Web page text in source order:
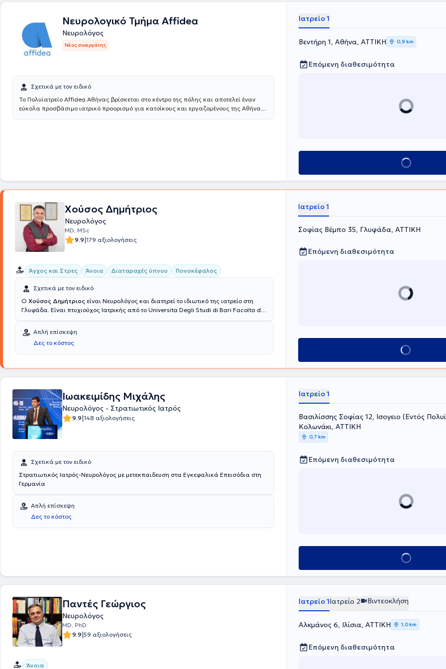
Κλινικής, στην αντιμετώπιση επειγόντων νευρολογικών περιστατικών στο Τμήμα
Επειγόντων Περιστατικών του Νοσοκομείου, στη λειτουργία Τακτικού Εξωτερικού
Νευρολογικού Ιατρείου και παρακολούθηση ασθενών με χρόνιες νευρολογικές
νόσους, στη λειτουργία Νευροφυσιολογικού Εργαστηρίου (Ηλεκτροεγκεφαλογράφημα,
Κλινική για 9 μήνες καθώς και στη Ψυχιατρική Κλινική οπότε και ήρθε σε επαφή με τη
διαγνωστική αξιολόγηση και θεραπευτική αντιμετώπιση ασθενών με διαταραχές
διάθεσης, διαταραχές προσωπικότητας, διαταραχές προσαρμογής, ψυχωτικές
διαταραχές και διαταραχές από χρήση ουσιών. Κατά τη διάρκεια της
επαγγελματικής της πορείας, το εκπαιδευτικό της κομμάτι συνεχίστηκε μέσα από
διδασκαλία ιατρικών μαθημάτων στον τομέα των ιατρικών - παραϊατρικών
επαγγελμάτων σε Ιδιωτικό ΙΕΚ.
Νευρολογικό Τμήμα Affidea
Νευρολόγος
Νέος συνεργάτης
Σχετικά με τον ειδικό
Το Πολυϊατρείο Affidea Αθήνας βρίσκεται στο κέντρο της πόλης και αποτελεί έναν
εύκολα προσβάσιμο ιατρικό προορισμό για κατοίκους και εργαζομένους της Αθήνας.
Ιατρείο 1
Βεντήρη 1, Αθήνα, ΑΤΤΙΚΗ 0,9 km
Επόμενη διαθεσιμότητα
Κλείσε ραντεβού
Χούσος Δημήτριος
Νευρολόγος
MD, MSc
9.9|179 αξιολογήσεις
Άγχος και Στρες Άνοια Διαταραχές ύπνου Πονοκέφαλος
Σχετικά με τον ειδικό
Ο Χούσος Δημήτριος είναι Νευρολόγος και διατηρεί το ιδιωτικό της ιατρείο στη
Γλυφάδα. Είναι πτυχιούχος Ιατρικής από το Universita Degli Studi di Bari Facolta di
Προαγωγή Ψυχικής Υγείας και Πρόληψη Ψυχιατρικών Διαταραχών της Ιατρικής
Σχολής του Εθνικού και Καποδιστριακού Πανεπιστημίου Αθηνών. Αξιοσημείωτη είναι
και η εξειδίκευσή του γιατρού στην άνοια, στις αγγειακές εγκεφαλικές παθήσεις,
στις διαταραχές μνήμης, στην επιληψία, στις διαταραχές του ύπνου, στην
Απλή επίσκεψη
Δες το κόστος
Ιατρείο 1
Σοφίας Βέμπο 35, Γλυφάδα, ΑΤΤΙΚΗ
Επόμενη διαθεσιμότητα
Κλείσε ραντεβού
Ιωακειμίδης Μιχάλης
Νευρολόγος - Στρατιωτικός Ιατρός
9.9|148 αξιολογήσεις
Σχετικά με τον ειδικό
Στρατιωτικός Ιατρός-Νευρολόγος με μετεκπαιδευση στα Εγκεφαλικά Επεισόδια στη
Γερμανία
Απλή επίσκεψη
Δες το κόστος
Ιατρείο 1
Βασιλίσσης Σοφίας 12, Ισογειο (Εντός
Κολωνάκι, ΑΤΤΙΚΗ
0,7 km
Επόμενη διαθεσιμότητα
Κλείσε ραντεβού
Παντές Γεώργιος
Νευρολόγος
MD, PhD
9.9|59 αξιολογήσεις
Άνοια
Ιατρείο 1Ιατρείο 2 Βιντεοκλήση
Αλκμάνος 6, Ιλίσια, ΑΤΤΙΚΗ 1,0 km
Επόμενη διαθεσιμότητα